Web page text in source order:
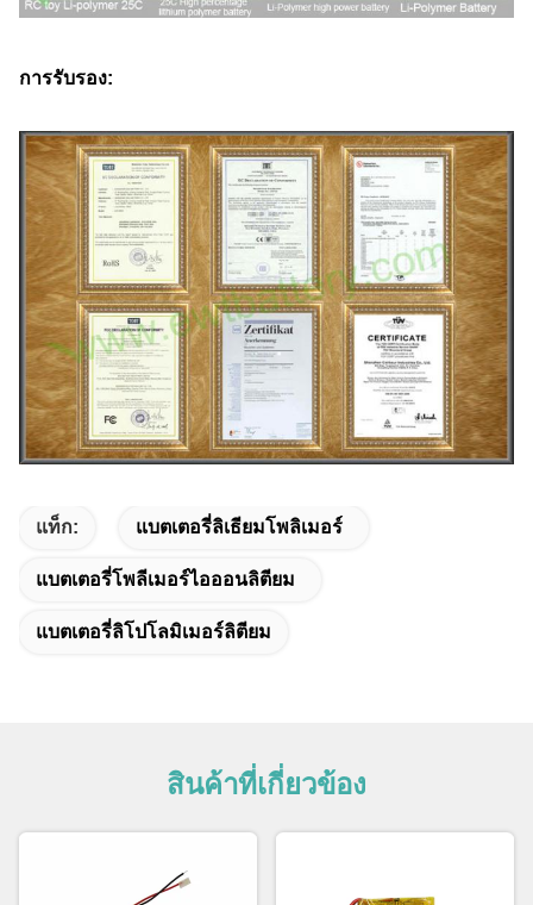
การรับรอง:
แท็ก: แบตเตอรี่ลิเธียมโพลิเมอร์
แบตเตอรี่โพลีเมอร์ไอออนลิตียม
แบตเตอรี่ลิโปโลมิเมอร์ลิตียม
สินค้าที่เกี่ยวข้อง